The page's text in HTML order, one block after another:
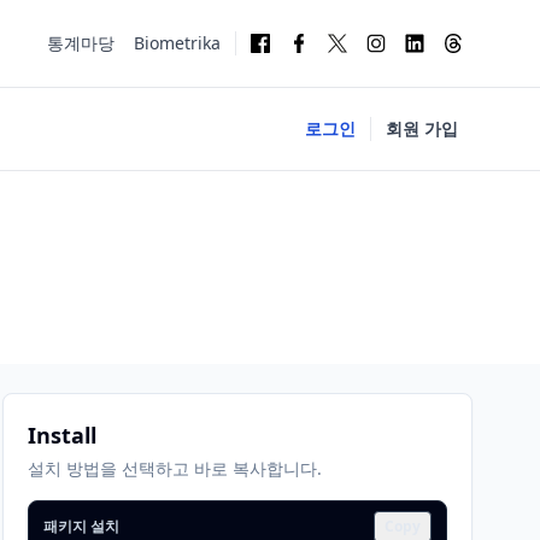
통계마당 Biometrika
로그인 회원 가입
Install
설치 방법을 선택하고 바로 복사합니다.
패키지 설치